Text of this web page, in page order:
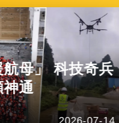
母」 科技奇兵
神通